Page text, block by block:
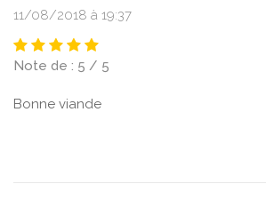
11/08/2018 à 19:37
Note de : 5 / 5
Bonne viande